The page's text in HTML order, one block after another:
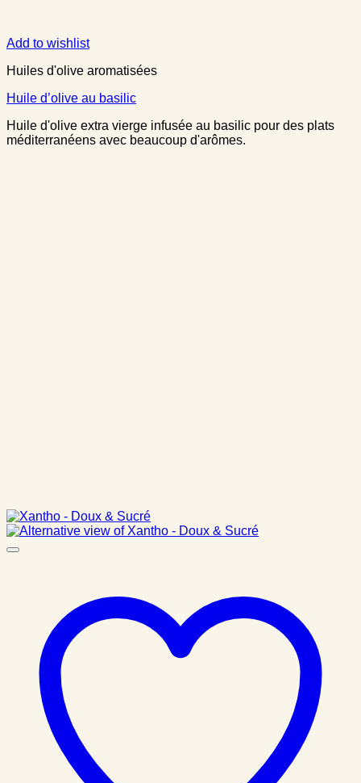
Add to wishlist
Huiles d'olive aromatisées
Huile d’olive au basilic
Huile d'olive extra vierge infusée au basilic pour des plats
méditerranéens avec beaucoup d'arômes.